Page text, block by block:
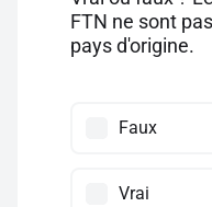
FTN ne sont
pays d'origine.
Faux
Vrai